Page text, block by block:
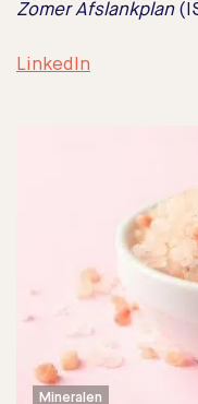
Zomer Afslankplan
LinkedIn
Mineralen